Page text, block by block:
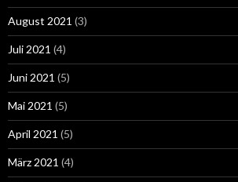
August 2021 (3)
Juli 2021 (4)
Juni 2021 (5)
Mai 2021 (5)
April 2021 (5)
März 2021 (4)